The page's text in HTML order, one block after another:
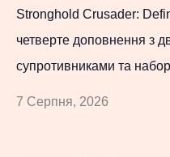
Stronghold Crusader:
четверте доповнення з
супротивниками та
7 Серпня, 2026